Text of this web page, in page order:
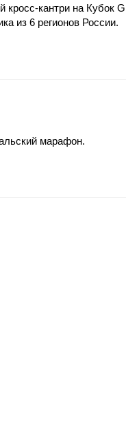
кантри на Кубок
из 6 регионов России.
марафон.